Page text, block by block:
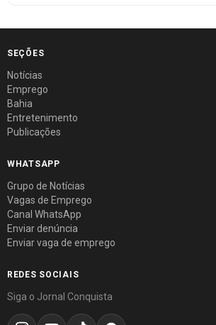
SEÇÕES
Notícias
Emprego
Bahia
Entretenimento
Publicações
WHATSAPP
Grupo de Notícias
Vagas de Emprego
Canal WhatsApp
Enviar denúncia
Enviar vaga de emprego
REDES SOCIAIS
Siga o Jornal Conquista